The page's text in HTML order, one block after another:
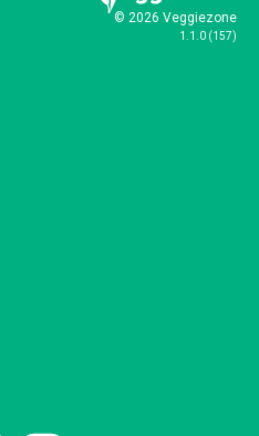
© 2026 Veggiezone
1.1.0 (157)